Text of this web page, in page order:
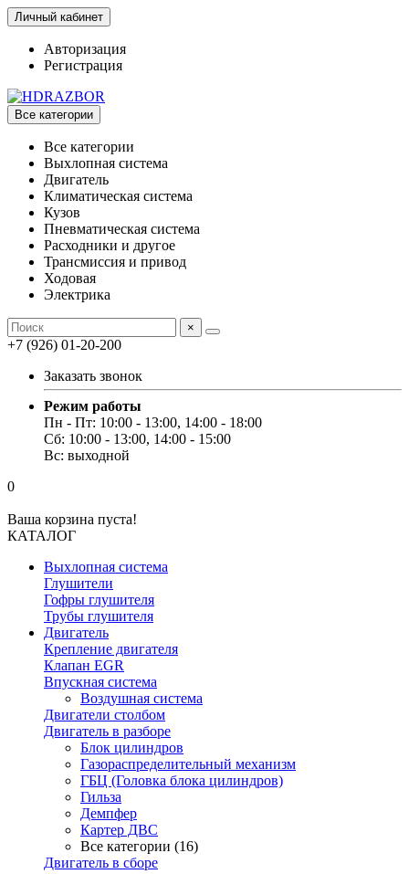
Личный кабинет
Авторизация
Регистрация
Все категории
Все категории
Выхлопная система
Двигатель
Климатическая система
Кузов
Пневматическая система
Расходники и другое
Трансмиссия и привод
Ходовая
Электрика
×
+7 (926) 01-20-200
Заказать звонок
Режим работы
Пн - Пт: 10:00 - 13:00, 14:00 - 18:00
Сб: 10:00 - 13:00, 14:00 - 15:00
Вс: выходной
0
Ваша корзина пуста!
КАТАЛОГ
Выхлопная система
Глушители
Гофры глушителя
Трубы глушителя
Двигатель
Крепление двигателя
Клапан EGR
Впускная система
Воздушная система
Двигатели столбом
Двигатель в разборе
Блок цилиндров
Газораспределительный механизм
ГБЦ (Головка блока цилиндров)
Гильза
Демпфер
Картер ДВС
Все категории (16)
Двигатель в сборе